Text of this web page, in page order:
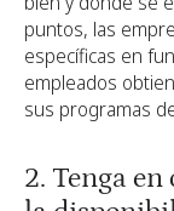
puntos, las
específicas en
empleados
sus programas
2. Tenga